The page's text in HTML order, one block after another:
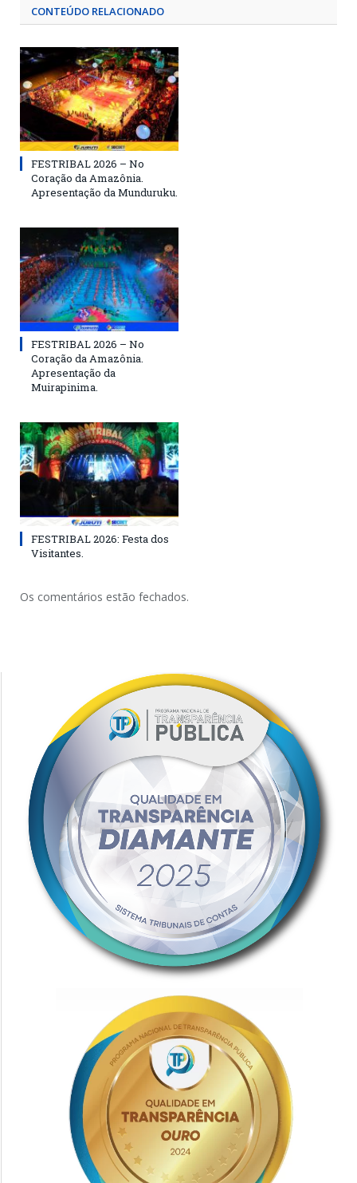
CONTEÚDO RELACIONADO
FESTRIBAL 2026 – No
Coração da Amazônia.
Apresentação da Munduruku.
FESTRIBAL 2026 – No
Coração da Amazônia.
Apresentação da
Muirapinima.
FESTRIBAL 2026: Festa dos
Visitantes.
Os comentários estão fechados.